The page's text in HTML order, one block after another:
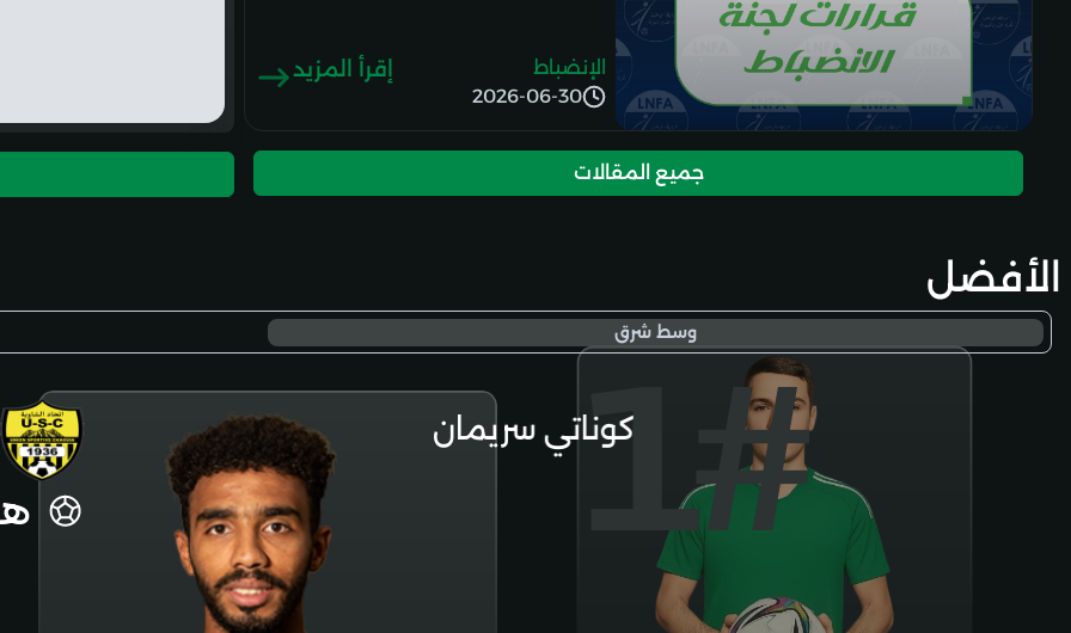
2026-06-30
الإنضباط إقرأ المزيد
جميع المقالات
الأفضل
وسط شرق
1#كوناتي سريمان